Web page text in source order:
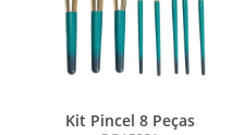
Kit Pincel 8 Peças